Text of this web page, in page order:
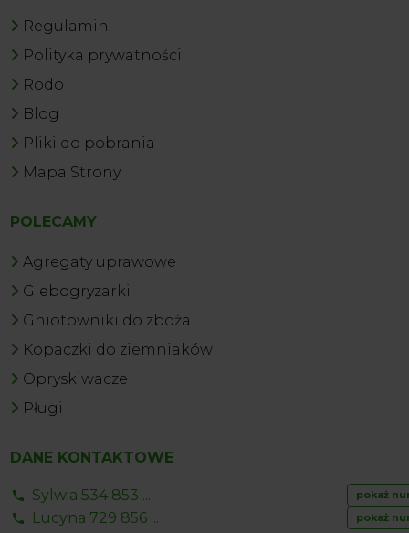
Regulamin
Polityka prywatności
Rodo
Blog
Pliki do pobrania
Mapa Strony
POLECAMY
Agregaty uprawowe
Glebogryzarki
Gniotowniki do zboża
Kopaczki do ziemniaków
Opryskiwacze
Pługi
DANE KONTAKTOWE
Sylwia 534 853 ... pokaż
Lucyna 729 856 ... pokaż